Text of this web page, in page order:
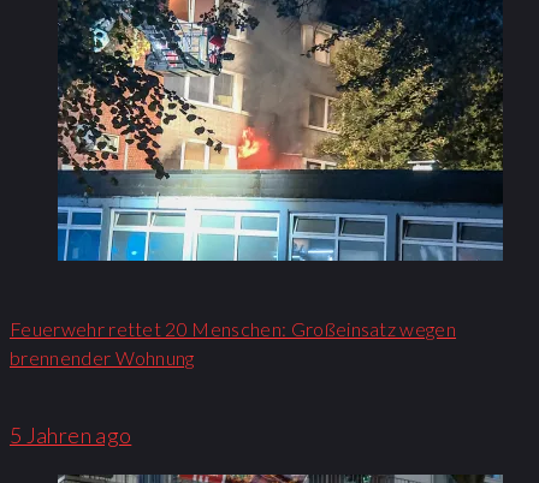
Feuerwehr rettet 20 Menschen: Großeinsatz wegen
brennender Wohnung​
5 Jahren ago